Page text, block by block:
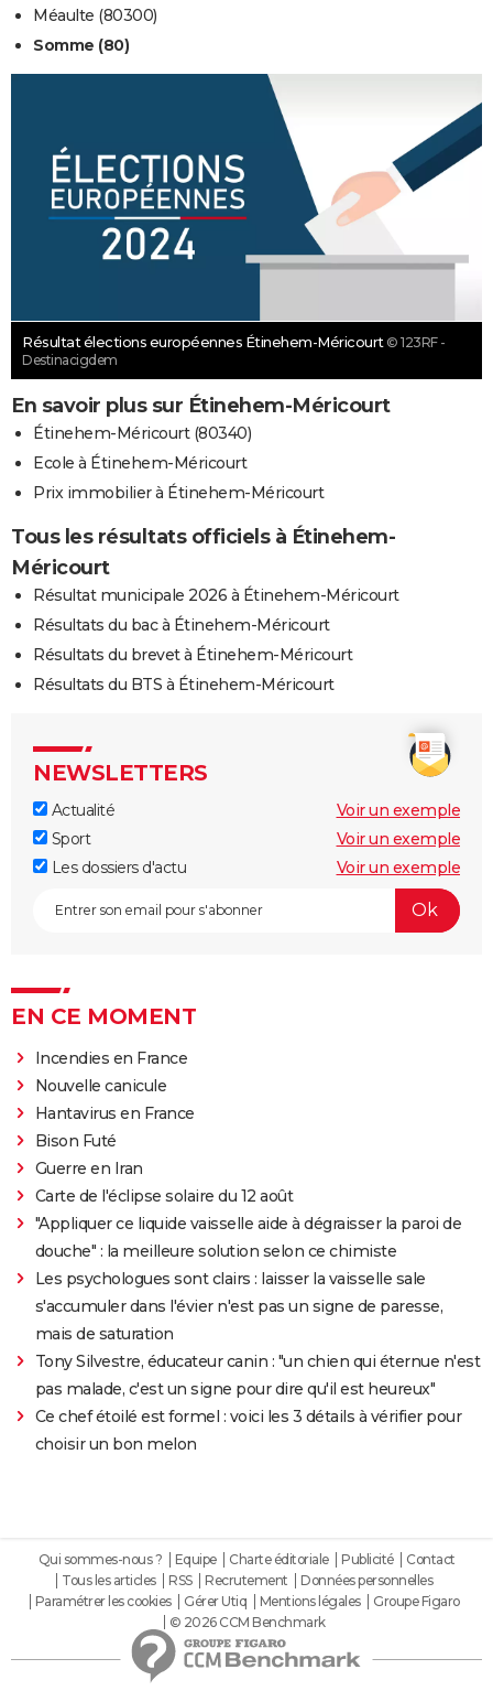
Méaulte (80300)
Somme (80)
Résultat élections européennes Étinehem-Méricourt © 123RF -
Destinacigdem
En savoir plus sur Étinehem-Méricourt
Étinehem-Méricourt (80340)
Ecole à Étinehem-Méricourt
Prix immobilier à Étinehem-Méricourt
Tous les résultats officiels à Étinehem-
Méricourt
Résultat municipale 2026 à Étinehem-Méricourt
Résultats du bac à Étinehem-Méricourt
Résultats du brevet à Étinehem-Méricourt
Résultats du BTS à Étinehem-Méricourt
NEWSLETTERS
Actualité
Voir un exemple
Sport
Voir un exemple
Les dossiers d'actu
Voir un exemple
EN CE MOMENT
Incendies en France
Nouvelle canicule
Hantavirus en France
Bison Futé
Guerre en Iran
Carte de l'éclipse solaire du 12 août
"Appliquer ce liquide vaisselle aide à dégraisser la paroi de
douche" : la meilleure solution selon ce chimiste
Les psychologues sont clairs : laisser la vaisselle sale
s'accumuler dans l'évier n'est pas un signe de paresse,
mais de saturation
Tony Silvestre, éducateur canin : "un chien qui éternue n'est
pas malade, c'est un signe pour dire qu'il est heureux"
Ce chef étoilé est formel : voici les 3 détails à vérifier pour
choisir un bon melon
Qui sommes-nous ? Equipe Charte éditoriale Publicité
Contact
Tous les articles
RSS Recrutement
Données personnelles
Paramétrer les cookies
Gérer Utiq Mentions légales
Groupe Figaro
© 2026 CCM Benchmark